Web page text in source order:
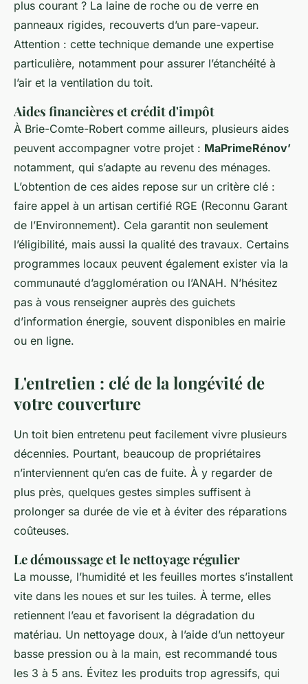
plus courant ? La laine de roche ou de verre en
panneaux rigides, recouverts d’un pare-vapeur.
Attention : cette technique demande une expertise
particulière, notamment pour assurer l’étanchéité à
l’air et la ventilation du toit.
Aides financières et crédit d'impôt
À Brie-Comte-Robert comme ailleurs, plusieurs aides
peuvent accompagner votre projet : MaPrimeRénov’
notamment, qui s’adapte au revenu des ménages.
L’obtention de ces aides repose sur un critère clé :
faire appel à un artisan certifié RGE (Reconnu Garant
de l’Environnement). Cela garantit non seulement
l’éligibilité, mais aussi la qualité des travaux. Certains
programmes locaux peuvent également exister via la
communauté d’agglomération ou l’ANAH. N’hésitez
pas à vous renseigner auprès des guichets
d’information énergie, souvent disponibles en mairie
ou en ligne.
L'entretien : clé de la longévité de
votre couverture
Un toit bien entretenu peut facilement vivre plusieurs
décennies. Pourtant, beaucoup de propriétaires
n’interviennent qu’en cas de fuite. À y regarder de
plus près, quelques gestes simples suffisent à
prolonger sa durée de vie et à éviter des réparations
coûteuses.
Le démoussage et le nettoyage régulier
La mousse, l’humidité et les feuilles mortes s’installent
vite dans les noues et sur les tuiles. À terme, elles
retiennent l’eau et favorisent la dégradation du
matériau. Un nettoyage doux, à l’aide d’un nettoyeur
basse pression ou à la main, est recommandé tous
les 3 à 5 ans. Évitez les produits trop agressifs, qui